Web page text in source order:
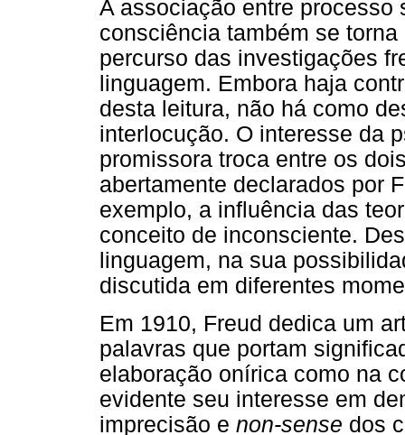
A associação entre processo
consciência também se
percurso das investigações
linguagem. Embora haja
desta leitura, não há como
interlocução. O interesse da
promissora troca entre os
abertamente declarados por
exemplo, a influência das
conceito de inconsciente.
linguagem, na sua
discutida em diferentes
Em 1910, Freud dedica um
palavras que portam
elaboração onírica como na
evidente seu interesse em
imprecisão e non-sense dos